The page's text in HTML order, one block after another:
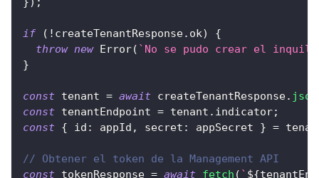
if ( ! createTenantResponse. ok)
{
throw new Error( ` No se pudo crear el
}
const tenant = await createTenantResponse. json
const tenantEndpoint = tenant . indicator;
const { id : appId , secret : appSecret } =
// Obtener el token de la Management API
const tokenResponse = await fetch ( ` ${